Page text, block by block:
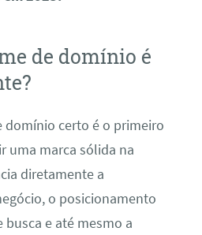
de domínio é
domínio certo é o primeiro
uma marca sólida na
diretamente a
o posicionamento
busca e até mesmo a